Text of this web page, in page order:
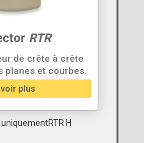
RTR
de crête à crête
planes et courbes.
plus
H